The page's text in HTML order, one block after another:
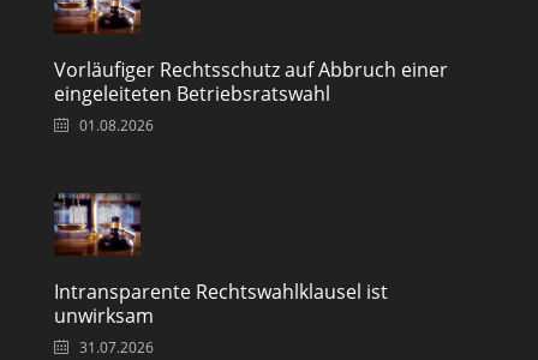
Vorläufiger Rechtsschutz auf Abbruch einer
eingeleiteten Betriebsratswahl
01.08.2026
Intransparente Rechtswahlklausel ist
unwirksam
31.07.2026